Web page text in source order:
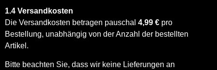
1.4 Versandkosten
Die Versandkosten betragen pauschal 4,99 € pro
Bestellung, unabhängig von der Anzahl der bestellten
Artikel.
Bitte beachten Sie, dass wir keine Lieferungen an